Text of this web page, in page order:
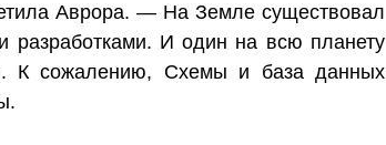
Аврора. — На Земле существовал
разработками. И один на всю планету
К сожалению, Схемы и база данных